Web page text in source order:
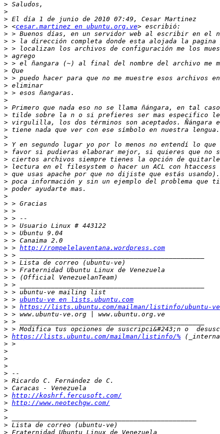
>
>
>
> <cesar.martinez en ubuntu.org.ve
>
>
>
>
>
>
>
>
>
>
>
>
>
>
>
>
>
>
>
>
>
>
>
>
>
>
>
>
>
> > http://rompelelaventana.wordpress.com
>
>
>
>
>
>
> > ubuntu-ve en lists.ubuntu.com
> > https://lists.ubuntu.com/mailman/listinfo/ubuntu-ve
>
>
>
> https://lists.ubuntu.com/mailman/listinfo/%
>
>
>
>
>
>
>
> http://koshrf.fercusoft.com/
> http://www.neotechgw.com/
>
>
>
>